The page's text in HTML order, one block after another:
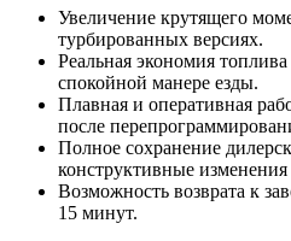
Увеличение крутящего
турбированных версиях.
Реальная экономия
спокойной манере езды.
Плавная и оперативная
после
Полное сохранение
конструктивные изменения
Возможность возврата к
15 минут.